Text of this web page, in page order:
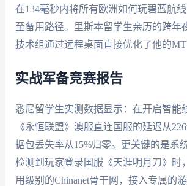
在134毫秒内将所有欧洲如何玩碧蓝航
至备用路径。里斯本留学生亲历的跨年
技术组通过远程桌面直接优化了他的
实战军备竞赛报告
悉尼留学生实测数据显示：在开启智能
《永恒联盟》澳服直连国服的延迟从
据包丢失率从15%归零。更关键的是
检测到玩家登录国服《天涯明月刀》时
用级别的Chinanet骨干网，接入专属的